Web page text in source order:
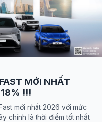
MỚI NHẤT
!!!
mới nhất 2026 với mức
chính là thời điểm tốt nhất